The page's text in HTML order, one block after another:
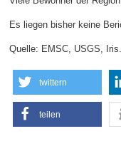
Es liegen bisher keine
Quelle: EMSC, USGS,
twittern
teilen